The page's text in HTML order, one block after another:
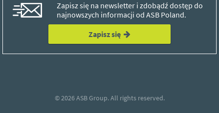
Zapisz się na newsletter i zdobądź dostęp do
najnowszych informacji od ASB Poland.
Zapisz się
© 2026ASB Group.All rights reserved.